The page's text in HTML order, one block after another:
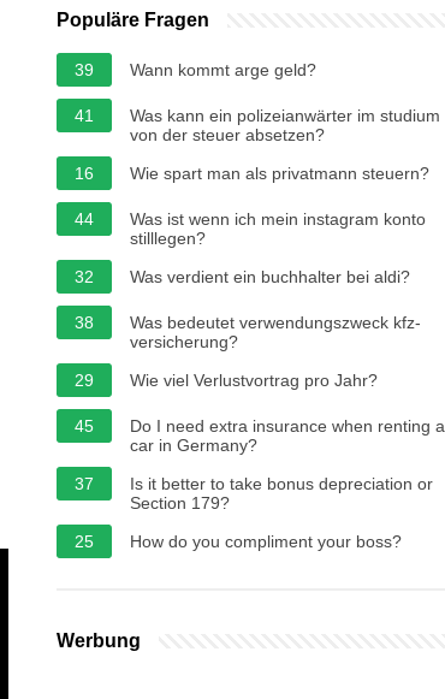
Populäre Fragen
39 Wann kommt arge geld?
41
Was kann ein polizeianwärter im studium
von der steuer absetzen?
16
Wie spart man als privatmann steuern?
44
Was ist wenn ich mein instagram konto
stilllegen?
32
Was verdient ein buchhalter bei aldi?
38
Was bedeutet verwendungszweck kfz-
versicherung?
29
Wie viel Verlustvortrag pro Jahr?
45
Do I need extra insurance when renting a
car in Germany?
37
Is it better to take bonus depreciation or
Section 179?
25
How do you compliment your boss?
Werbung